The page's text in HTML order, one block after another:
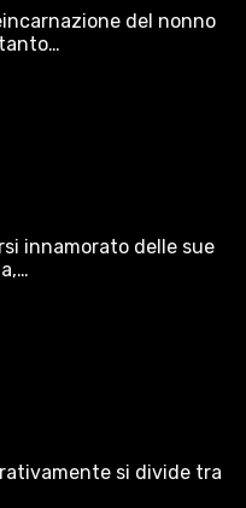
del nonno
innamorato delle sue
si divide tra